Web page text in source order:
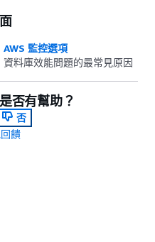
AWS 監控選項
資料庫效能問題的最常見原因
否有幫助？
否
饋